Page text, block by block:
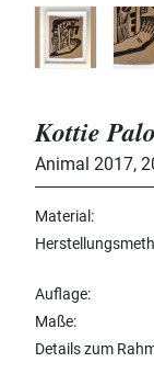
Kottie
Animal 2017,
Material
Auflage
Maße
Details zum